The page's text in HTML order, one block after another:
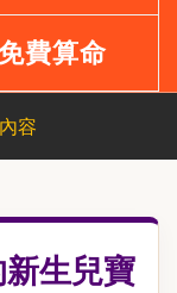
費算命
容
生兒寶